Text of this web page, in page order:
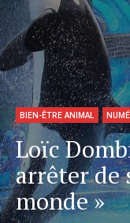
BIEN-ÊTRE ANIMAL
Loïc
arrêter de
monde »